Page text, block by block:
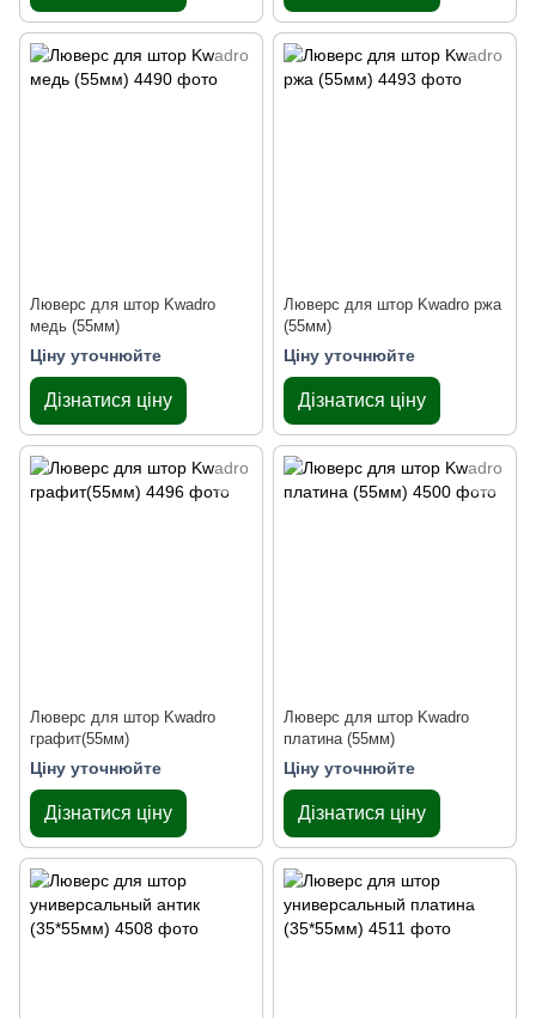
Люверс для штор Kwadro
медь (55мм)
Ціну уточнюйте
Дізнатися ціну
Люверс для штор Kwadro ржа
(55мм)
Ціну уточнюйте
Дізнатися ціну
Люверс для штор Kwadro
графит(55мм)
Ціну уточнюйте
Дізнатися ціну
Люверс для штор Kwadro
платина (55мм)
Ціну уточнюйте
Дізнатися ціну